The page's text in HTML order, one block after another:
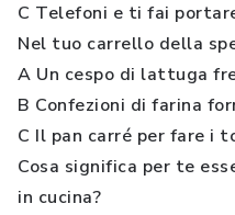
C Telefoni e ti fai
Nel tuo carrello della
A Un cespo di lattuga
B Confezioni di farina
C Il pan carré per fare i
Cosa significa per te
in cucina?